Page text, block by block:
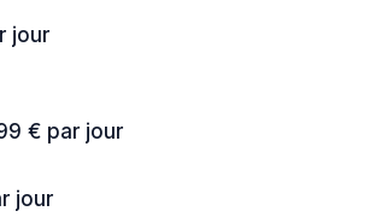
jour
€ par jour
jour